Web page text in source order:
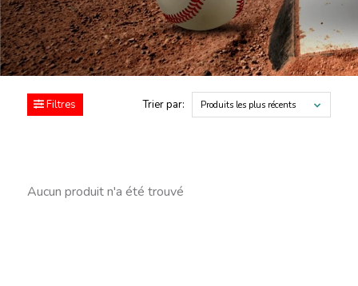
Filtres Trier par: Produits les plus récents
Aucun produit n'a été trouvé